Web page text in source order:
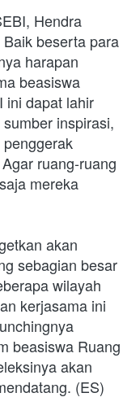
Hendra
beserta para
harapan
beasiswa
ini dapat lahir
inspirasi,
ruang-ruang
mereka
akan
sebagian besar
wilayah
kerjasama ini
beasiswa Ruang
akan
(ES)